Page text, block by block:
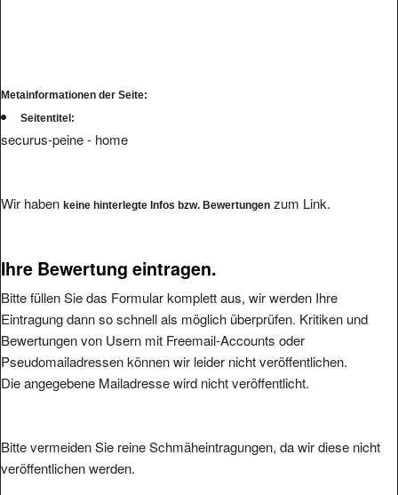
Metainformationen der Seite:
Seitentitel:
securus-peine - home
Wir haben keine hinterlegte Infos bzw. Bewertungen zum Link.
Ihre Bewertung eintragen.
Bitte füllen Sie das Formular komplett aus, wir werden Ihre
Eintragung dann so schnell als möglich überprüfen. Kritiken und
Bewertungen von Usern mit Freemail-Accounts oder
Pseudomailadressen können wir leider nicht veröffentlichen.
Die angegebene Mailadresse wird nicht veröffentlicht.
Bitte vermeiden Sie reine Schmäheintragungen, da wir diese nicht
veröffentlichen werden.